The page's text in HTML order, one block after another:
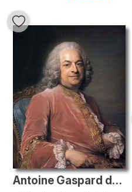
Antoine Gaspard de la Grimoaldo Reynière